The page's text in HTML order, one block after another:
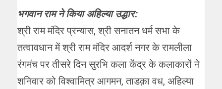
भगवान राम ने किया अहिल्या उद्धार:
श्री राम मंदिर प्रन्यास, श्री सनातन धर्म सभा के
तत्वावधान में श्री राम मंदिर आदर्श नगर के रामलीला
रंगमंच पर तीसरे दिन सुरभि कला केंद्र के कलाकारों ने
शनिवार को विश्वामित्र आगमन, ताडक़ा वध, अहिल्या